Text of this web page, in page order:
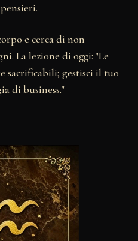
e cerca di non
La lezione di oggi: "Le
sacrificabili; gestisci il tuo
di business."